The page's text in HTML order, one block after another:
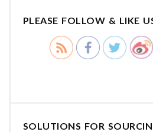
PLEASE FOLLOW & LIKE
SOLUTIONS FOR